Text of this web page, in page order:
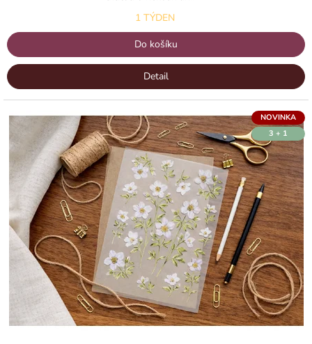
1 TÝDEN
Do košíku
Detail
NOVINKA
3 + 1